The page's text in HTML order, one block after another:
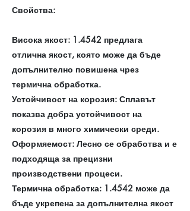
Свойства:
Висока якост: 1.4542 предлага
отлична якост, която може да бъде
допълнително повишена чрез
термична обработка.
Устойчивост на корозия: Сплавът
показва добра устойчивост на
корозия в много химически среди.
Оформяемост: Лесно се обработва и е
подходяща за прецизни
производствени процеси.
Термична обработка: 1.4542 може да
бъде укрепена за допълнителна якост